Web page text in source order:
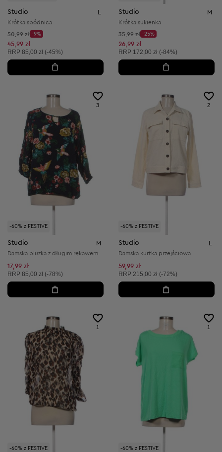
Studio L
Krótka spódnica
Cena początkowa:
50,99 zł
Discount Price:
-9%
Obniżona cena:
45,99 zł
Cena sugerowana:
RRP 85,00 zł (-45%)
Studio M
Krótka sukienka
Cena początkowa:
35,99 zł
Discount Price:
-25%
Obniżona cena:
26,99 zł
Cena sugerowana:
RRP 172,00 zł (-84%)
-60% z FESTIVE
3
Studio M
Damska bluzka z długim rękawem
17,99 zł
Cena sugerowana:
RRP 85,00 zł (-78%)
-60% z FESTIVE
2
Studio L
Damska kurtka przejściowa
59,99 zł
Cena sugerowana:
RRP 215,00 zł (-72%)
-60% z FESTIVE
1
-60% z FESTIVE
1